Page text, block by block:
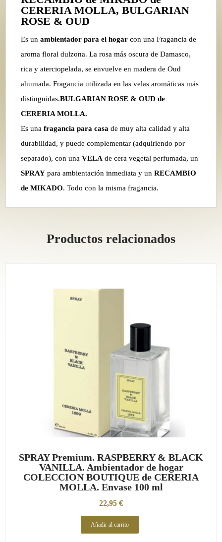
CERERIA MOLLA, BULGARIAN
ROSE & OUD
Es unambientador para el hogarcon una Fragancia de
aroma floral dulzona. La rosa más oscura de Damasco,
rica y aterciopelada, se envuelve en madera de Oud
ahumada. Fragancia utilizada en las velas aromáticas más
distinguidas.BULGARIAN ROSE & OUD de
CERERIA MOLLA.
Es unafragancia para casa de muy alta calidad y alta
durabilidad, y puede complementar (adquiriendo por
separado), con unaVELA de cera vegetal perfumada, un
SPRAY para ambientación inmediata y unRECAMBIO
de MIKADO. Todo con la misma fragancia.
Productos relacionados
SPRAY Premium. RASPBERRY & BLACK
VANILLA. Ambientador de hogar
COLECCION BOUTIQUE de CERERIA
MOLLA. Envase 100 ml
22,95 €
Añadir al carrito